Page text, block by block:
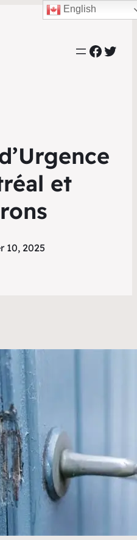
et
10, 2025
English